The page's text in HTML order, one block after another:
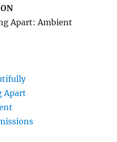
Apart: Ambient